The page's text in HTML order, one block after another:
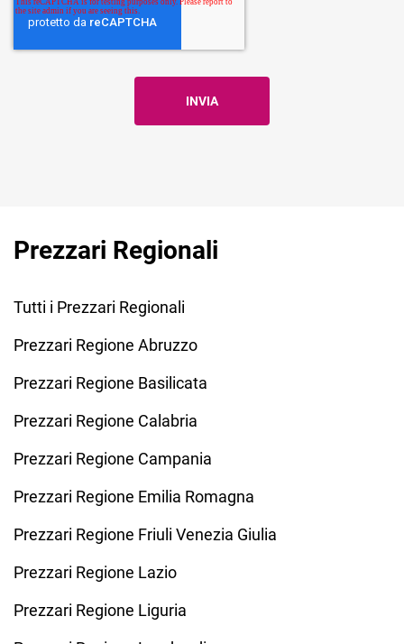
Prezzari Regionali
Tutti i Prezzari Regionali
Prezzari Regione Abruzzo
Prezzari Regione Basilicata
Prezzari Regione Calabria
Prezzari Regione Campania
Prezzari Regione Emilia Romagna
Prezzari Regione Friuli Venezia Giulia
Prezzari Regione Lazio
Prezzari Regione Liguria